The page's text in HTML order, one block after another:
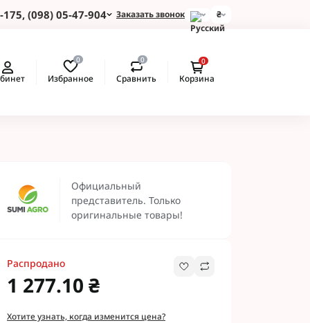
(098) 05-47-904 Заказать звонок ₴
0
Избранное
0
Сравнить
0
Корзина
для Пшеницы
для Подсолнуха
Картофеля
Пест ЮА
Официальный
представитель. Только
оригинальные товары!
Распродано
1 277.10 ₴
Хотите узнать, когда изменится цена?